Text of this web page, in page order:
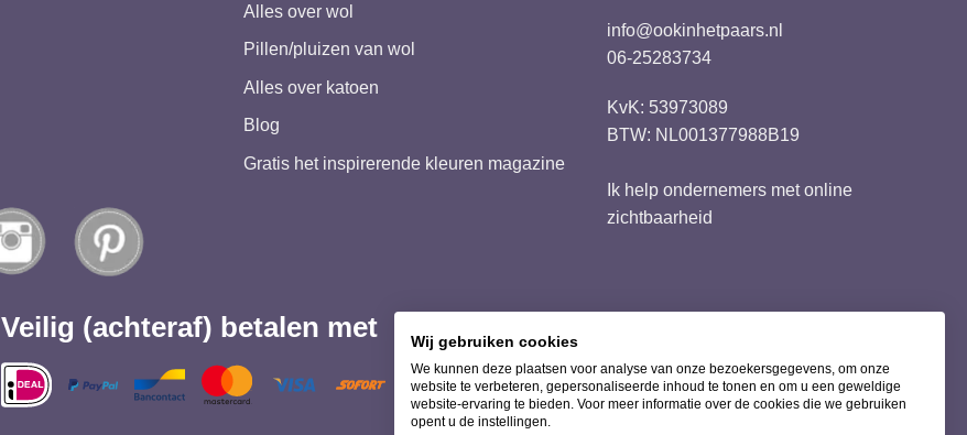
Alles over wol
Pillen/pluizen van wol
Alles over katoen
Blog
Gratis het inspirerende kleuren magazine
info@ookinhetpaars.nl
06-25283734
KvK: 53973089
BTW: NL001377988B19
Ik help ondernemers metonline
zichtbaarheid
Veilig (achteraf) betalen met Wij gebruiken cookies
We kunnen deze plaatsen voor analyse van onze bezoekersgegevens, om onze
website te verbeteren, gepersonaliseerde inhoud te tonen en om u een geweldige
website-ervaring te bieden. Voor meer informatie over de cookies die we gebruiken
opent u de instellingen.